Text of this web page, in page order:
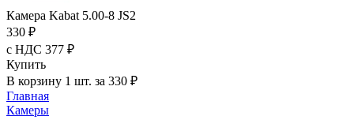
Камера Kabat 5.00-8 JS2
330 ₽
с НДС 377 ₽
Купить
В корзину 1 шт. за 330 ₽
Главная
Камеры